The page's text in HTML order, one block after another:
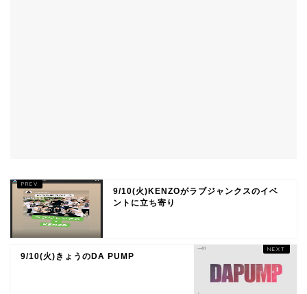
9/10(火)KENZOがラブジャンクスのイベ
ントに立ち寄り
9/10(火)きょうのDA PUMP